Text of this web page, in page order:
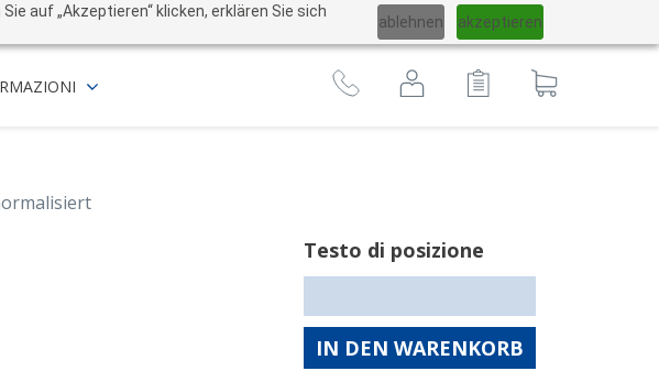
auf „Akzeptieren“ klicken, erklären Sie sich
ablehnen akzeptieren
Cambiare
lingua
Al
Testo di posizione
IN DEN WARENKORB